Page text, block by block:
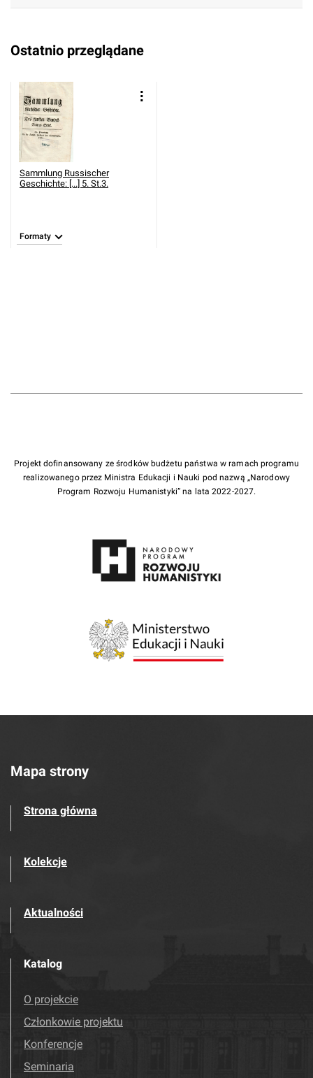
Ostatnio przeglądane
Sammlung Russischer
Geschichte: [...] 5. St.3.
Formaty
Projekt dofinansowany ze środków budżetu państwa w ramach programu
realizowanego przez Ministra Edukacji i Nauki pod nazwą „Narodowy
Program Rozwoju Humanistyki” na lata 2022-2027.
Mapa strony
Strona główna
Kolekcje
Aktualności
Katalog
O projekcie
Członkowie projektu
Konferencje
Seminaria